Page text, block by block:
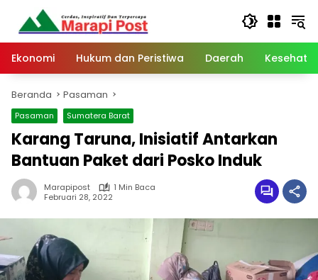
Langsung
konten
Ekonomi
Hukum dan Peristiwa Daerah
Beranda Pasaman
Pasaman Sumatera Barat
Karang Taruna, Inisiatif Antarkan
Bantuan Paket dari Posko Induk
Marapipost
1 Min Baca
Februari 28, 2022